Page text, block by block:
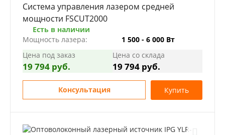
Система управления лазером средней
мощности FSCUT2000
Есть в наличии
Мощность лазера:
1 500 - 6 000 Вт
Цена под заказ
19 794 руб.
Цена со склада
19 794 руб.
Консультация Купить